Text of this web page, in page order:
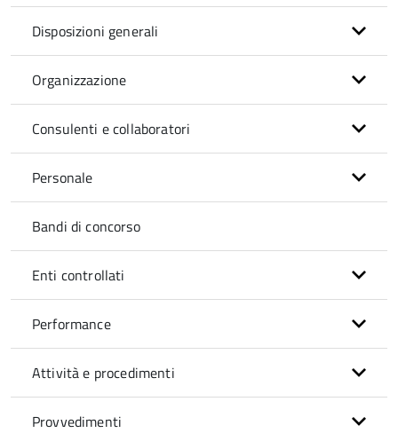
Disposizioni generali
Organizzazione
Consulenti e collaboratori
Personale
Bandi di concorso
Enti controllati
Performance
Attività e procedimenti
Provvedimenti